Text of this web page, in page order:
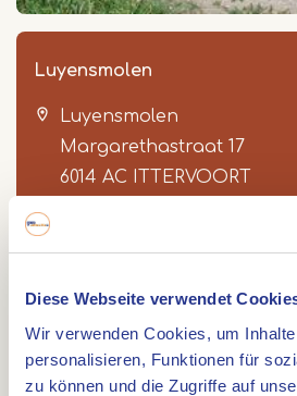
Diese Webseite verwendet
Wir verwenden Cookies, um
personalisieren, Funktionen für
zu können und die Zugriffe auf
Luyensmolen
Luyensmolen
Margarethastraat 17
6014 AC ITTERVOORT